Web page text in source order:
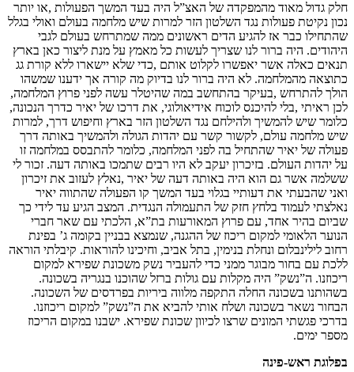
חלק גדול מאוד מהמפקדה של האצ”ל היה בעד המשך הפעולות ,או יותר
נכון נקיטת פעולות נגד השלטון הזר למרות שיש מלחמה בעולם ואולי בגלל
שהתחילו כבר אז להגיע הדים ראשונים ממה שמתרחש בעולם לגבי
היהודים. היה ברור לנו שצריך לעשות כל מאמץ על מנת ליצור כאן בארץ
תנאים כאלה אשר יאפשרו לקלוט אותם ,כדי שלא יישארו ללא קורת גג
כתוצאה מהמלחמה. לא היה ברור לנו בדיוק מה קורה אך ידענו שמשהו
הולך להתרחש ,בעיקר בהתחשב במה שהיטלר עשה לפני פרוץ המלחמה,
לכן ראיתי ,בלי להיכנס לוכוח אידיאולוגי, את דרכו של יאיר כדרך הנכונה,
כלומר שיש להמשיך ולהילחם נגד השלטון הזר בארץ וחיפוש דרך, למרות
שיש מלחמה עולם, לקשור קשר עם יהדות הגולה ולהמשיך באותה דרך
פעולה של יאיר שהתחיל בה לפני המלחמה, כלומר להתבסס במלחמה זו
על יהדות העולם. בזיכרון יעקב לא היו רבים שתמכו באותה דעה. זכור לי
ששלמה אשר גם הוא היה באותה דעה של יאיר ,נאלץ לעזוב את זיכרון
ואני שהבעתי את דעותיי בגלוי בעד המשך קו הפעולה שהתווה יאיר
נאלצתי לעמוד בלחץ חזק של התעמולה הנגדית. המצב הגיע עד לידי כך
שביום בהיר אחד, עם פרוץ המאורעות בת”א, הלכתי עם שאר חברי
הנוער הלאומי למקום ריכוז של ההגנה, שנמצא בבניין בקומה ג’ בפינת
רחוב לילינבלום ונחלת בנימין, בתל אביב, וחיכינו להוראות. קיבלתי הוראה
ללכת עם בחור מבוגר ממני כדי להעביר נשק משכונת שפירא למקום
ריכוזנו. ה”נשק” היה מקלות עם גולות ברזל שהוכנו בנגריה בשכונה.
בשהותנו בשכונה החלה התקפה מלווה ביריות בפרדסים של השכונה.
הבחור נשאר בשכונה ושלח אותי להביא את ה”נשק” למקום ריכוזנו.
בדרכי פגשתי המונים שרצו לכיוון שכונת שפירא. ישבנו במקום הריכוז
מספר ימים.
בפלוגת ראש-פינה